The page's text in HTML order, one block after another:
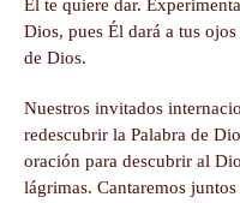
Él te quiere dar.
Dios, pues Él dará a tus
de Dios.
Nuestros invitados
redescubrir la Palabra de
oración para descubrir al
lágrimas. Cantaremos